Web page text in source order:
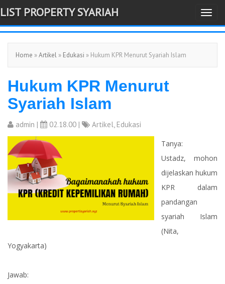
-->
T
o
g
l
t
i
n
LIST PROPERTY SYARIAH
Home »Artikel » Edukasi » Hukum KPR Menurut Syariah Islam
Hukum KPR Menurut
Syariah Islam
admin | 02.18.00 | Artikel, Edukasi
Tanya:
Ustadz, mohon
dijelaskan hukum
KPR dalam
pandangan
syariah Islam
(Nita,
Yogyakarta)
Jawab: